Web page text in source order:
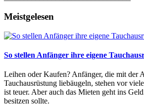
Meistgelesen
So stellen Anfänger ihre eigene
Leihen oder Kaufen? Anfänger, die mit der
Tauchausrüstung liebäugeln, stehen vor
ist teuer. Aber auch das Mieten geht ins
besitzen sollte.